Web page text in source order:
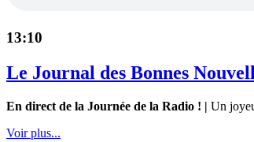
13:10
Le Journal des Bonnes
En direct de la Journée de la Radio ! | Un
Voir plus...